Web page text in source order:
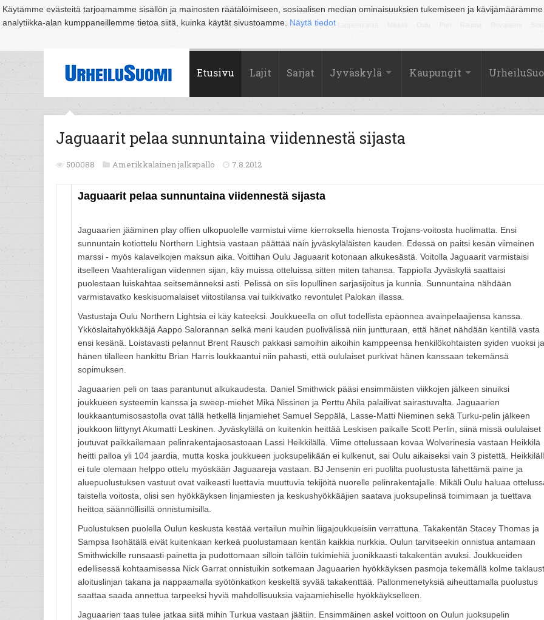
Käytämme evästeitä tarjoamamme sisällön ja mainosten räätälöimiseen, sosiaalisen median ominaisuuksien tukemiseen ja
analytiikka-alan kumppaneillemme tietoa siitä, kuinka käytät sivustoamme. Näytä tiedot
Suomi Espoo Helsinki Hämeenlinna Joensuu Jyväskylä Kouvola Kuopio Lahti
Etusivu Lajit Sarjat Jyväskylä Kaupungit
Jaguaarit pelaa sunnuntaina viidennestä sijasta
500088 Amerikkalainen jalkapallo 7.8.2012
Jaguaarit pelaa sunnuntaina viidennestä sijasta
Jaguaarien jääminen play offien ulkopuolelle varmistui viime kierroksella hienosta Trojans-voitosta huolimatta. Ensi
sunnuntain kotiottelu Northern Lightsia vastaan päättää näin jyväskyläläisten kauden. Edessä on paitsi kesän viimeinen
marssi - myös kalavelkojen maksun aika. Voittihan Oulu Jaguaarit kotonaan alkukesästä. Voitolla Jaguaarit varmistaisi
itselleen Vaahteraliigan viidennen sijan, käy muissa otteluissa sitten miten tahansa. Tappiolla Jyväskylä saattaisi
puolestaan luiskahtaa seitsemänneksi asti. Pelissä on siis lopullinen sarjasijoitus ja kunnia. Sunnuntaina nähdään
varmistavatko keskisuomalaiset viitostilansa vai tuikkivatko revontulet Palokan illassa.
Vastustaja Oulu Northern Lightsia ei käy kateeksi. Joukkueella on ollut todellista epäonnea avainpelaajiensa kanssa.
Ykköslaitahyökkääjä Aappo Salorannan selkä meni kauden puolivälissä niin juntturaan, että hänet nähdään kentillä vasta
ensi kesänä. Loistavasti pelannut Brent Rausch pakkasi samoihin aikoihin kamppeensa henkilökohtaisten syiden vuoksi ja
hänen tilalleen hankittu Brian Harris loukkaantui niin pahasti, että oululaiset purkivat hänen kanssaan tekemänsä
sopimuksen.
Jaguaarien peli on taas parantunut alkukaudesta. Daniel Smithwick pääsi ensimmäisten viikkojen jälkeen sinuiksi
joukkueen systeemin kanssa ja sweep-miehet Mika Nissinen ja Perttu Ahila palailivat sairastuvalta. Jaguaarien
loukkaantumisosastolla ovat tällä hetkellä linjamiehet Samuel Seppälä, Lasse-Matti Nieminen sekä Turku-pelin jälkeen
joukkoon liittynyt Akumatti Leskinen. Jyväskylällä on kuitenkin heittää Leskisen paikalle Scott Perlin, siinä missä oululaiset
joutuvat paikkailemaan pelinrakentajaosastoaan Lassi Heikkilällä. Viime ottelussaan kovaa Wolverinesia vastaan Heikkilä
heitti palloa yli 104 jaardia, mutta koska joukkueen juoksupelikään ei kulkenut, sai Oulu aikaiseksi vain 3 pistettä.
ei tule olemaan helppo ottelu myöskään Jaguaareja vastaan. BJ Jensenin eri puolilta puolustusta lähettämä paine ja
aluepuolustuksen vastuut ovat vaikeasti luettavia muuttuvia tekijöitä nuorelle pelinrakentajalle. Mikäli Oulu haluaa
taistella voitosta, olisi sen hyökkäyksen linjamiesten ja keskushyökkääjien saatava juoksupelinsä toimimaan ja tuettava
heittoa säännöllisillä onnistumisilla.
Puolustuksen puolella Oulun keskusta kestää vertailun muihin liigajoukkueisiin verrattuna. Takakentän Stacey Thomas ja
Sampsa Isohätälä eivät kuitenkaan kerkeä puolustamaan kentän kaikkia nurkkia. Oulun tarvitseekin onnistua antamaan
Smithwickille runsaasti painetta ja pudottomaan silloin tällöin tukimiehiä juonikkaasti takakentän avuksi. Joukkueiden
edellisessä kohtaamisessa Nick Garrat onnistuikin sotkemaan Jaguaarien hyökkäyksen pasmoja tekemällä kolme
aloituslinjan takana ja nappaamalla syötönkatkon keskeltä syvää takakenttää. Pallonmenetyksiä aiheuttamalla puolustus
saattaa saada annettua tarpeeksi hyviä mahdollisuuksia vajaamiehiselle hyökkäykselleen.
Jaguaarien taas tulee jatkaa siitä mihin Turkua vastaan jäätiin. Ensimmäinen askel voittoon on Oulun juoksupelin